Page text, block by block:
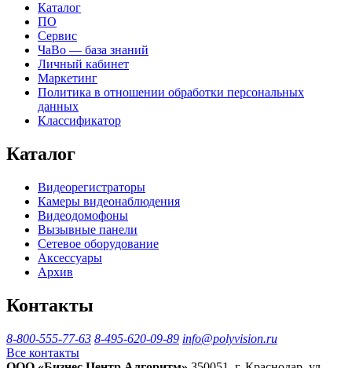
Каталог
ПО
Сервис
ЧаВо — база знаний
Личный кабинет
Маркетинг
Политика в отношении обработки персональных
данных
Классификатор
Каталог
Видеорегистраторы
Камеры видеонаблюдения
Видеодомофоны
Вызывные панели
Сетевое оборудование
Аксессуары
Архив
Контакты
8-800-555-77-63 8-495-620-09-89 info@polyvision.ru
Все контакты